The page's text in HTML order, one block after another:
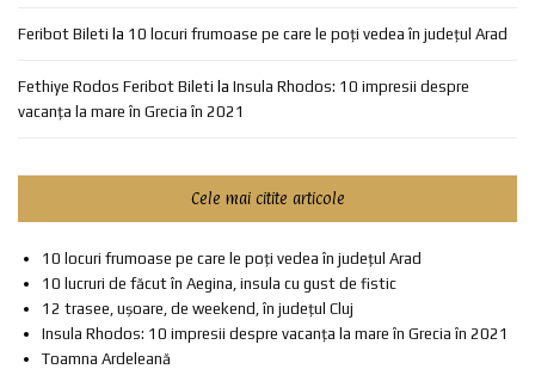
Feribot Bileti la 10 locuri frumoase pe care le poți vedea în județul Arad
Fethiye Rodos Feribot Bileti la Insula Rhodos: 10 impresii despre
vacanța la mare în Grecia în 2021
Cele mai citite articole
10 locuri frumoase pe care le poți vedea în județul Arad
10 lucruri de făcut în Aegina, insula cu gust de fistic
12 trasee, ușoare, de weekend, în județul Cluj
Insula Rhodos: 10 impresii despre vacanța la mare în Grecia în 2021
Toamna Ardeleană